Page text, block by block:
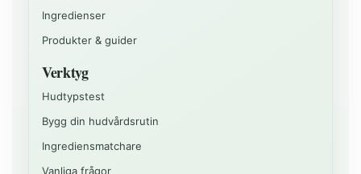
Ingredienser
Produkter & guider
Verktyg
Hudtypstest
Bygg din hudvårdsrutin
Ingrediensmatchare
Vanliga frågor